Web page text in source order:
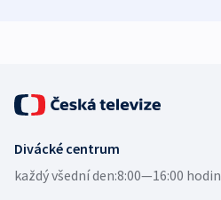
Divácké centrum
každý všední den:8:00—16:00 hodin